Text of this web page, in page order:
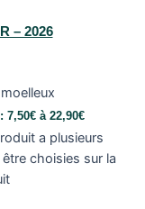
– 2026
7,50€ à 22,90€
a plusieurs
choisies sur la